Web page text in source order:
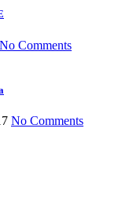
No Comments
No Comments